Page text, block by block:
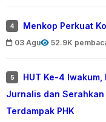
4 Menkop Perkuat
03 Agu 52.9K
5
HUT Ke-4
Jurnalis dan
Terdampak PHK